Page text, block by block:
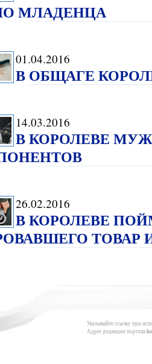
МЛАДЕНЦА
01.04.2016
В ОБЩАГЕ
14.03.2016
В КОРОЛЕВЕ
26.02.2016
В КОРОЛЕВЕ
ТОВАР
Указывайте ссылку при
Адрес редакции портала